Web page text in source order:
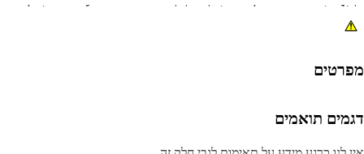
substances from compromising internal components.
made up of strong and durable material, such as
exposure to harsh
• Low-density polyethylene is resistant to many
תואמים